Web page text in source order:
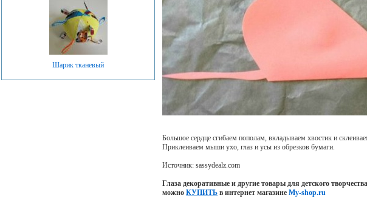
Шарик тканевый
Большое сердце сгибаем пополам, вкладываем хвостик и
Приклеиваем мыши ухо, глаз и усы из обрезков бумаги.
Источник: sassydealz.com
Глаза декоративные и другие товары для детского
можноКУПИТЬ в интернет магазинеMy-shop.ru